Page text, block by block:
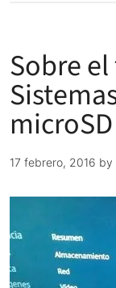
fija
en
Sobre
microSD
17 febrero, 2016 by